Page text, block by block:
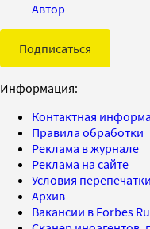
Автор
Подписаться
Информация:
Контактная
Правила обработки
Реклама в журнале
Реклама на сайте
Условия перепечатки
Архив
Вакансии в Forbes